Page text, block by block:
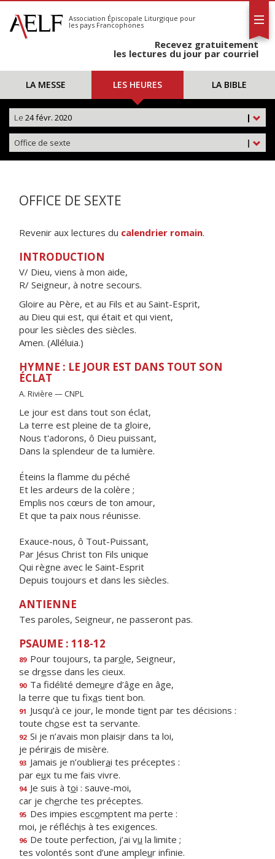
S'abonner
Calendrier
Association Épiscopale Liturgique pour
les pays Francophones
Recevez gratuitement
les lectures du jour par courriel
LA MESSE LES HEURES LA BIBLE
|
Le 24 févr. 2020
|
Office de sexte
OFFICE DE SEXTE
Revenir aux lectures du calendrier romain.
INTRODUCTION
V/ Dieu, viens à mon aide,
R/ Seigneur, à notre secours.
Gloire au Père, et au Fils et au Saint-Esprit,
au Dieu qui est, qui était et qui vient,
pour les siècles des siècles.
Amen. (Alléluia.)
HYMNE : LE JOUR EST DANS TOUT SON
ÉCLAT
A. Rivière — CNPL
Le jour est dans tout son éclat,
La terre est pleine de ta gloire,
Nous t'adorons, ô Dieu puissant,
Dans la splendeur de ta lumière.
Éteins la flamme du péché
Et les ardeurs de la colère ;
Emplis nos cœurs de ton amour,
Et que ta paix nous réunisse.
Exauce-nous, ô Tout-Puissant,
Par Jésus Christ ton Fils unique
Qui règne avec le Saint-Esprit
Depuis toujours et dans les siècles.
ANTIENNE
Tes paroles, Seigneur, ne passeront pas.
PSAUME : 118-12
89 Pour toujours, ta parole, Seigneur,
se dresse dans les cieux.
90 Ta fidélité demeure d’âge en âge,
la terre que tu fixas tient bon.
91 Jusqu’à ce jour, le monde tient par tes décisions :
toute chose est ta servante.
92 Si je n’avais mon plaisir dans ta loi,
je périrais de misère.
93 Jamais je n’oublierai tes préceptes :
par eux tu me fais vivre.
94 Je suis à toi : sauve-moi,
car je cherche tes préceptes.
95 Des impies escomptent ma perte :
moi, je réfléchis à tes exigences.
96 De toute perfection, j’ai vu la limite ;
tes volontés sont d’une ampleur infinie.